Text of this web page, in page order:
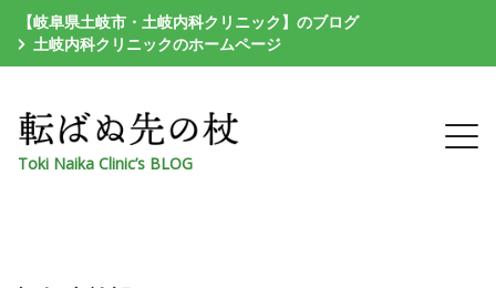
【岐阜県土岐市・土岐内科クリニック】のブログ
土岐内科クリニックのホームページ
Toki Naika Clinic’s BLOG